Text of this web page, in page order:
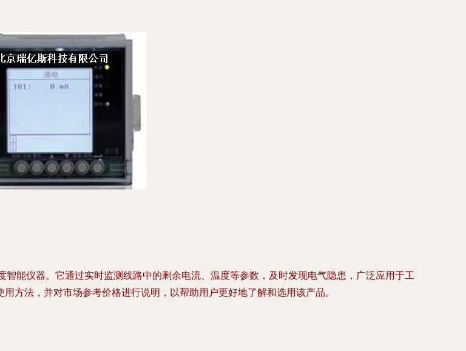
能仪器。它通过实时监测线路中的剩余电流、温度等参数，及时发现电气隐患，广泛应用于工
方法，并对市场参考价格进行说明，以帮助用户更好地了解和选用该产品。